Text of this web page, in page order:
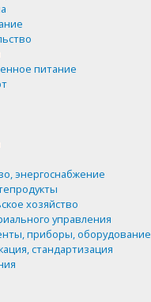
питание
энергоснабжение
хозяйство
управления
приборы, оборудование
стандартизация